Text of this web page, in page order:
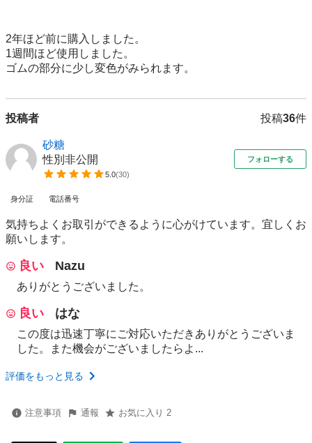
2年ほど前に購入しました。
1週間ほど使用しました。
投稿者 投稿36件
砂糖
性別非公開
5.0(30)
フォローする
身分証 電話番号
気持ちよくお取引ができるように心がけています。宜しくお
願いします。
良い Nazu
ありがとうございました。
良い はな
この度は迅速丁寧にご対応いただきありがとうございま
した。また機会がございましたらよ...
評価をもっと見る
注意事項 通報 お気に入り 2